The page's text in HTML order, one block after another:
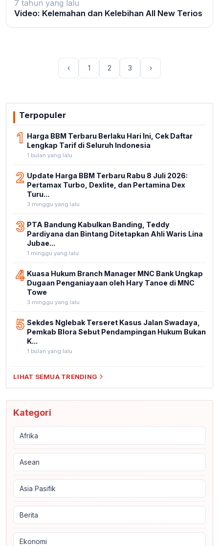
7 tahun yang lalu
Video: Kelemahan dan Kelebihan All New Terios
‹ 1 2 3 ›
Terpopuler
1 Harga BBM Terbaru Berlaku Hari Ini, Cek Daftar
Lengkap Tarif di Seluruh Indonesia
1 bulan yang lalu
2 Update Harga BBM Terbaru Rabu 8 Juli 2026:
Pertamax Turbo, Dexlite, dan Pertamina Dex
Turu...
3 minggu yang lalu
3 PTA Bandung Kabulkan Banding, Teddy
Pardiyana dan Bintang Ditetapkan Ahli Waris Lina
Jubae...
1 minggu yang lalu
4 Kuasa Hukum Branch Manager MNC Bank Ungkap
Dugaan Penganiayaan oleh Hary Tanoe di MNC
Towe
3 minggu yang lalu
5 Sekdes Nglebak Terseret Kasus Jalan Swadaya,
Pemkab Blora Sebut Pendampingan Hukum Bukan
K...
1 bulan yang lalu
LIHAT SEMUA TRENDING
Kategori
Afrika
Asean
Asia Pasifik
Berita
Ekonomi